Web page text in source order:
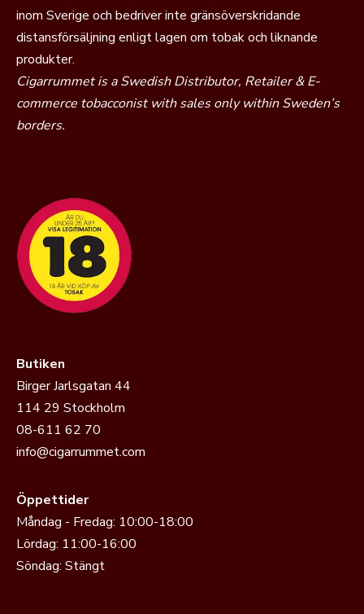
inom Sverige och bedriver inte gränsöverskridande
distansförsäljning enligt lagen om tobak och liknande
produkter.
Cigarrummet is a Swedish Distributor, Retailer & E-
commerce tobacconist with sales only within Sweden’s
borders.
Butiken
Birger Jarlsgatan 44
114 29 Stockholm
08-611 62 70
info@cigarrummet.com
Öppettider
Måndag - Fredag: 10:00-18:00
Lördag: 11:00-16:00
Söndag: Stängt